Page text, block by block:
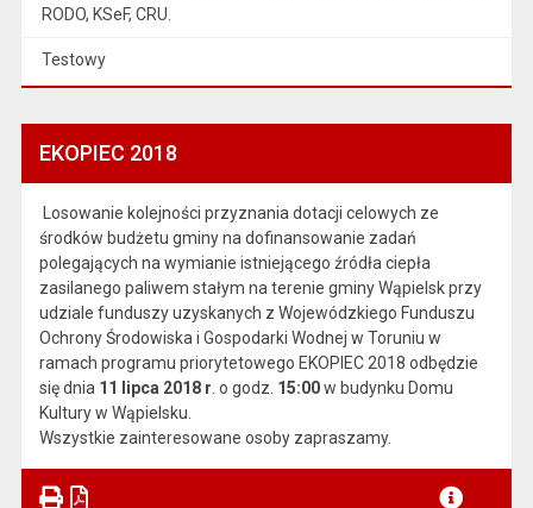
RODO, KSeF, CRU.
Testowy
EKOPIEC 2018
Losowanie kolejności przyznania dotacji celowych ze
środków budżetu gminy na dofinansowanie zadań
polegających na wymianie istniejącego źródła ciepła
zasilanego paliwem stałym na terenie gminy Wąpielsk przy
udziale funduszy uzyskanych z Wojewódzkiego Funduszu
Ochrony Środowiska i Gospodarki Wodnej w Toruniu w
ramach programu priorytetowego EKOPIEC 2018 odbędzie
się dnia 11 lipca 2018 r . o godz. 15:00w budynku Domu
Kultury w Wąpielsku.
Wszystkie zainteresowane osoby zapraszamy.